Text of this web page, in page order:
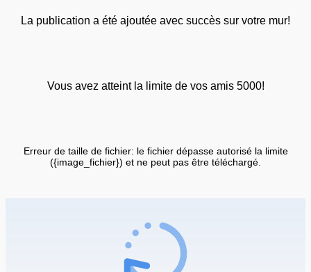
La publication a été ajoutée avec succès sur votre mur!
Vous avez atteint la limite de vos amis 5000!
Erreur de taille de fichier: le fichier dépasse autorisé la limite
({image_fichier}) et ne peut pas être téléchargé.